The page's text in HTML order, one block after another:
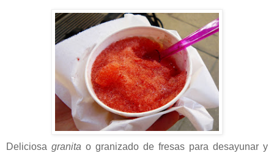
Deliciosa granita o granizado de fresas para desayunar y